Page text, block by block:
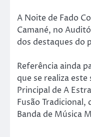
A Noite de Fado
Camané, no
dos destaques do
Referência ainda
que se realiza
Principal de A
Fusão Tradicional,
Banda de Música